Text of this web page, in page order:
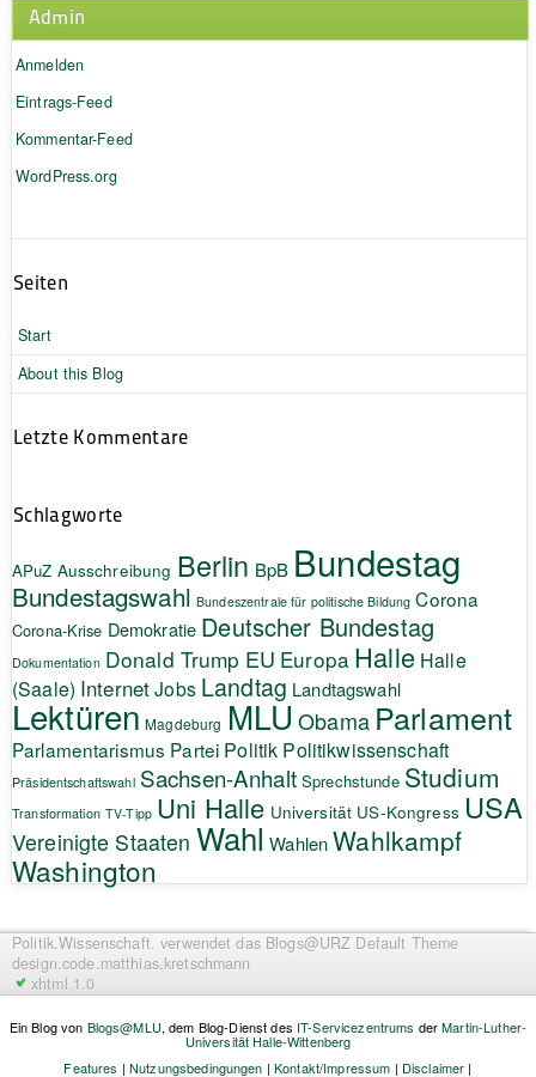
Admin
Anmelden
Eintrags-Feed
Kommentar-Feed
WordPress.org
Seiten
Start
About this Blog
Letzte Kommentare
Schlagworte
APuZ Ausschreibung Berlin BpB Bundestag
Bundestagswahl Bundeszentrale für politische Bildung Corona
Corona-Krise Demokratie Deutscher Bundestag
Dokumentation Donald Trump EU Europa Halle Halle
(Saale) InternetJobs Landtag Landtagswahl
Lektüren Magdeburg MLU Obama Parlament
Parlamentarismus Partei Politik Politikwissenschaft
Präsidentschaftswahl Sachsen-Anhalt Sprechstunde Studium
Transformation TV-Tipp Uni Halle Universität US-Kongress USA
Vereinigte Staaten Wahl Wahlen Wahlkampf
Washington
Politik.Wissenschaft. verwendet das Blogs@URZ Default Theme
design.code.matthias.kretschmann
xhtml 1.0
Ein Blog von Blogs@MLU, dem Blog-Dienst des IT-Servicezentrums derMartin-Luther-
Universität Halle-Wittenberg
Features | Nutzungsbedingungen |Kontakt/Impressum | Disclaimer |